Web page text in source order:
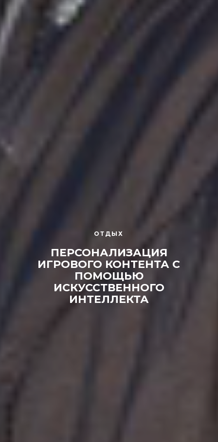
ОТДЫХ
ПЕРСОНАЛИЗАЦИЯ
ИГРОВОГО КОНТЕНТА С
ПОМОЩЬЮ
ИСКУССТВЕННОГО
ИНТЕЛЛЕКТА